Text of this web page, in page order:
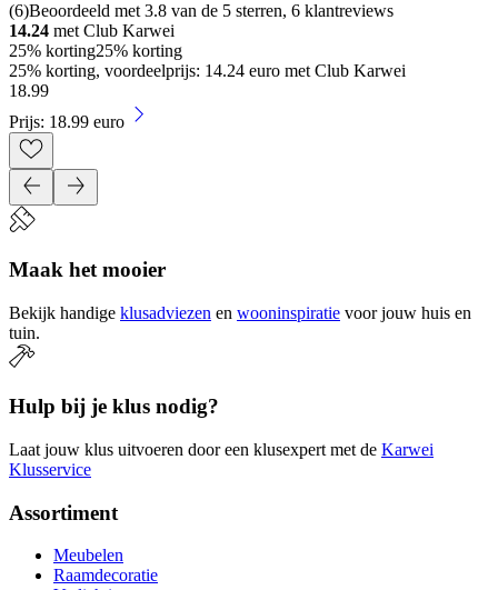
(6)Beoordeeld met 3.8 van de 5 sterren, 6 klantreviews
14.24 met Club Karwei
25% korting25% korting
25% korting, voordeelprijs: 14.24 euro met Club Karwei
18.99
Prijs: 18.99 euro
Maak het mooier
Bekijk handige klusadviezen en wooninspiratie voor jouw huis en
tuin.
Hulp bij je klus nodig?
Laat jouw klus uitvoeren door een klusexpert met de Karwei
Klusservice
Assortiment
Meubelen
Raamdecoratie